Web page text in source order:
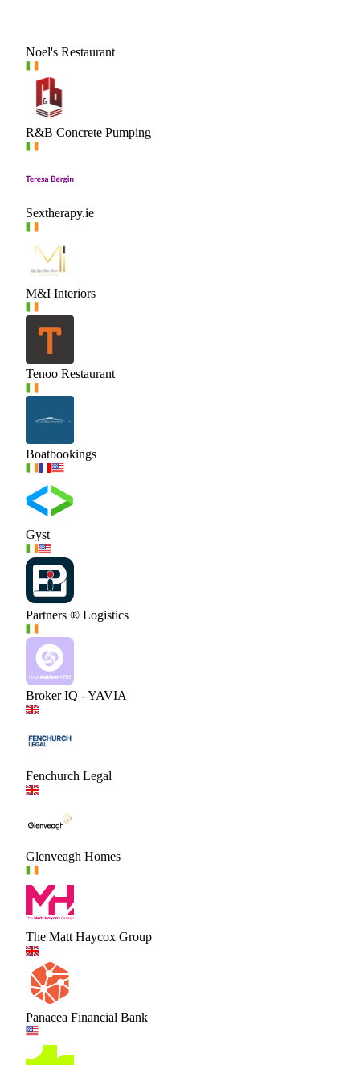
Noel's Restaurant
R&B Concrete Pumping
Sextherapy.ie
M&I Interiors
Tenoo Restaurant
Boatbookings
Gyst
Partners ® Logistics
Broker IQ - YAVIA
Fenchurch Legal
Glenveagh Homes
The Matt Haycox Group
Panacea Financial Bank